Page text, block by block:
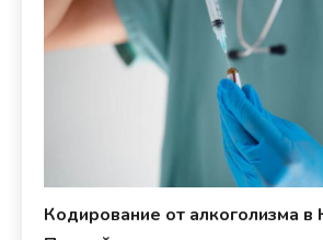
Кодирование от алкоголизма